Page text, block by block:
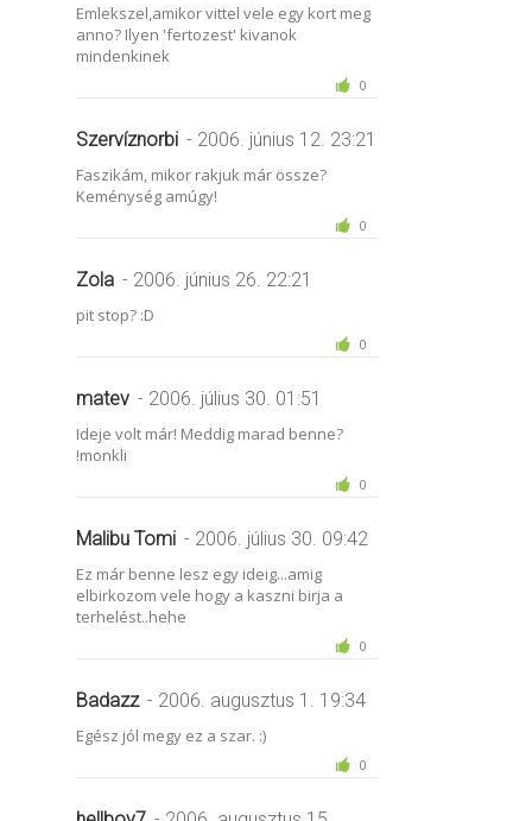
Emlekszel,amikor vittel vele egy kort meg
anno? Ilyen 'fertozest' kivanok
mindenkinek
0
Szervíznorbi - 2006. június 12. 23:21
Faszikám, mikor rakjuk már össze?
Keménység amúgy!
0
Zola - 2006. június 26. 22:21
pit stop? :D
0
matev - 2006. július 30. 01:51
Ideje volt már! Meddig marad benne?
!monkli
0
Malibu Tomi - 2006. július 30. 09:42
Ez már benne lesz egy ideig...amig
elbirkozom vele hogy a kaszni birja a
terhelést..hehe
0
Badazz - 2006. augusztus 1. 19:34
Egész jól megy ez a szar. :)
0